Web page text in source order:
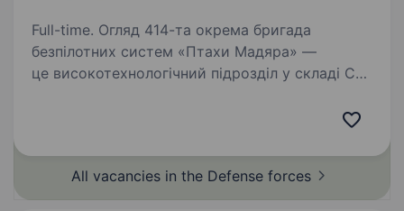
Full-time. Огляд 414-та окрема бригада
безпілотних систем «Птахи Мадяра» —
це високотехнологічний підрозділ у складі Сил
що спеціалізується на застосуванні ударних,
All vacancies in the Defense forces